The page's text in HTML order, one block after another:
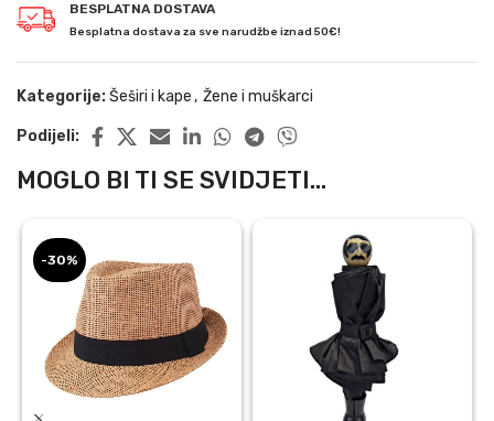
BESPLATNA DOSTAVA
Besplatna dostava za sve narudžbe iznad 50€!
Kategorije:Šeširi i kape, Žene i muškarci
Podijeli:
MOGLO BI TI SE SVIDJETI...
-30%